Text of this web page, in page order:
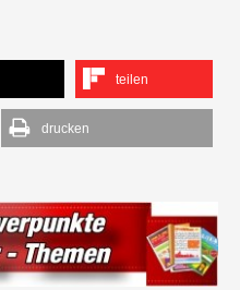
teilen
drucken